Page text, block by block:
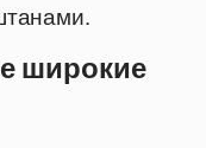
широкие